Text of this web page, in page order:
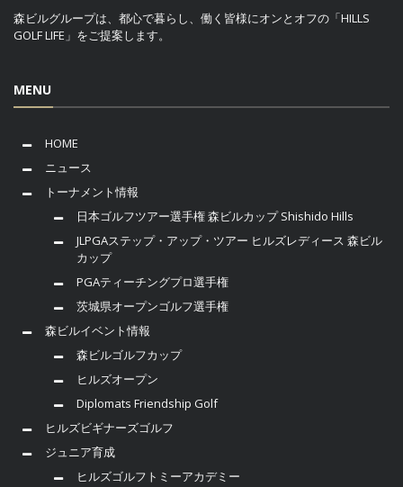
森ビルグループは、都心で暮らし、働く皆様にオンとオフの「HILLS
GOLF LIFE」をご提案します。
MENU
HOME
ニュース
トーナメント情報
日本ゴルフツアー選手権 森ビルカップ Shishido Hills
JLPGAステップ・アップ・ツアー ヒルズレディース 森ビル
カップ
PGAティーチングプロ選手権
茨城県オープンゴルフ選手権
森ビルイベント情報
森ビルゴルフカップ
ヒルズオープン
Diplomats Friendship Golf
ヒルズビギナーズゴルフ
ジュニア育成
ヒルズゴルフトミーアカデミー